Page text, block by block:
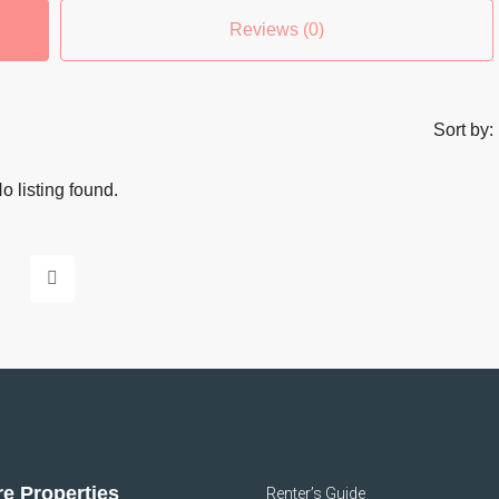
Reviews (0)
Sort by:
listing found.
Properties Renter’s Guide